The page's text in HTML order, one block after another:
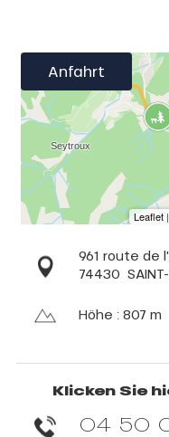
Anfahrt
961 route de
74430
Höhe : 807 m
Klicken Sie
04 50